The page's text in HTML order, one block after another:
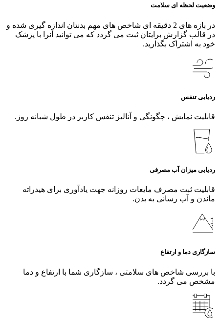
وضعیت لحظه ای سلامت
در بازه های 2 دقیقه ای شاخص های مهم بدنتان اندازه گیری شده و
در قالب گزارش برایتان ثبت می گردد که می توانید آنرا با پزشک
خود به اشتراک بگذارید.
ردیابی تنفس
قابلیت نمایش ، چگونگی و آنالیز تنفس کاربر در طول شبانه روز.
ردیابی میزان آب مصرفی
قابلیت ثبت مصرف مایعات روزانه جهت یادآوری برای هیدراته
ماندن و آب رسانی به بدن.
سازگاری دما و ارتفاع
با بررسی شاخص های سلامتی ، سازگاری شما با ارتفاع و دما
مشخص می گردد.